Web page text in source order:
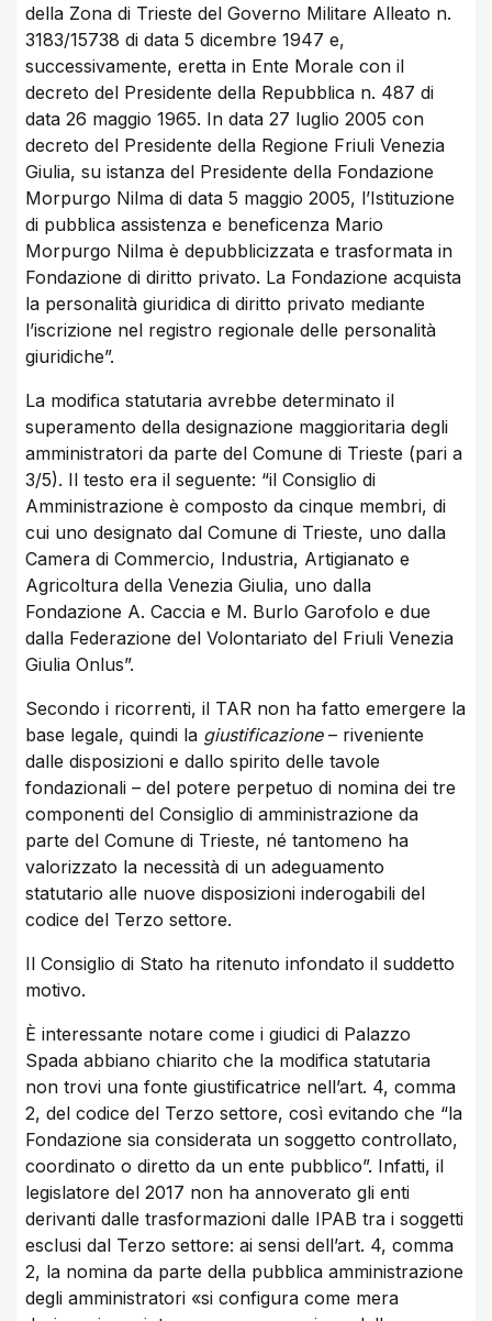
della Zona di Trieste del Governo Militare Alleato n.
3183/15738 di data 5 dicembre 1947 e,
successivamente, eretta in Ente Morale con il
decreto del Presidente della Repubblica n. 487 di
data 26 maggio 1965. In data 27 luglio 2005 con
decreto del Presidente della Regione Friuli Venezia
Giulia, su istanza del Presidente della Fondazione
Morpurgo Nilma di data 5 maggio 2005, l’Istituzione
di pubblica assistenza e beneficenza Mario
Morpurgo Nilma è depubblicizzata e trasformata in
Fondazione di diritto privato. La Fondazione acquista
la personalità giuridica di diritto privato mediante
l’iscrizione nel registro regionale delle personalità
giuridiche”.
La modifica statutaria avrebbe determinato il
superamento della designazione maggioritaria degli
amministratori da parte del Comune di Trieste (pari a
3/5). Il testo era il seguente: “il Consiglio di
Amministrazione è composto da cinque membri, di
cui uno designato dal Comune di Trieste, uno dalla
Camera di Commercio, Industria, Artigianato e
Agricoltura della Venezia Giulia, uno dalla
Fondazione A. Caccia e M. Burlo Garofolo e due
dalla Federazione del Volontariato del Friuli Venezia
Giulia Onlus”.
Secondo i ricorrenti, il TAR non ha fatto emergere la
base legale, quindi la giustificazione– riveniente
dalle disposizioni e dallo spirito delle tavole
fondazionali – del potere perpetuo di nomina dei tre
componenti del Consiglio di amministrazione da
parte del Comune di Trieste, né tantomeno ha
valorizzato la necessità di un adeguamento
statutario alle nuove disposizioni inderogabili del
codice del Terzo settore.
Il Consiglio di Stato ha ritenuto infondato il suddetto
motivo.
È interessante notare come i giudici di Palazzo
Spada abbiano chiarito che la modifica statutaria
non trovi una fonte giustificatrice nell’art. 4, comma
2, del codice del Terzo settore, così evitando che “la
Fondazione sia considerata un soggetto controllato,
coordinato o diretto da un ente pubblico”. Infatti, il
legislatore del 2017 non ha annoverato gli enti
derivanti dalle trasformazioni dalle IPAB tra i soggetti
esclusi dal Terzo settore: ai sensi dell’art. 4, comma
2, la nomina da parte della pubblica amministrazione
degli amministratori «si configura come mera